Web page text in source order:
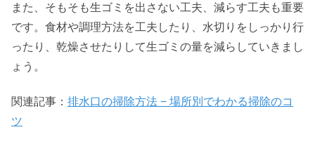
また、そもそも生ゴミを出さない工夫、減らす工夫も重要
です。食材や調理方法を工夫したり、水切りをしっかり行
ったり、乾燥させたりして生ゴミの量を減らしていきまし
ょう。
関連記事： 排水口の掃除方法 − 場所別でわかる掃除のコ
ツ